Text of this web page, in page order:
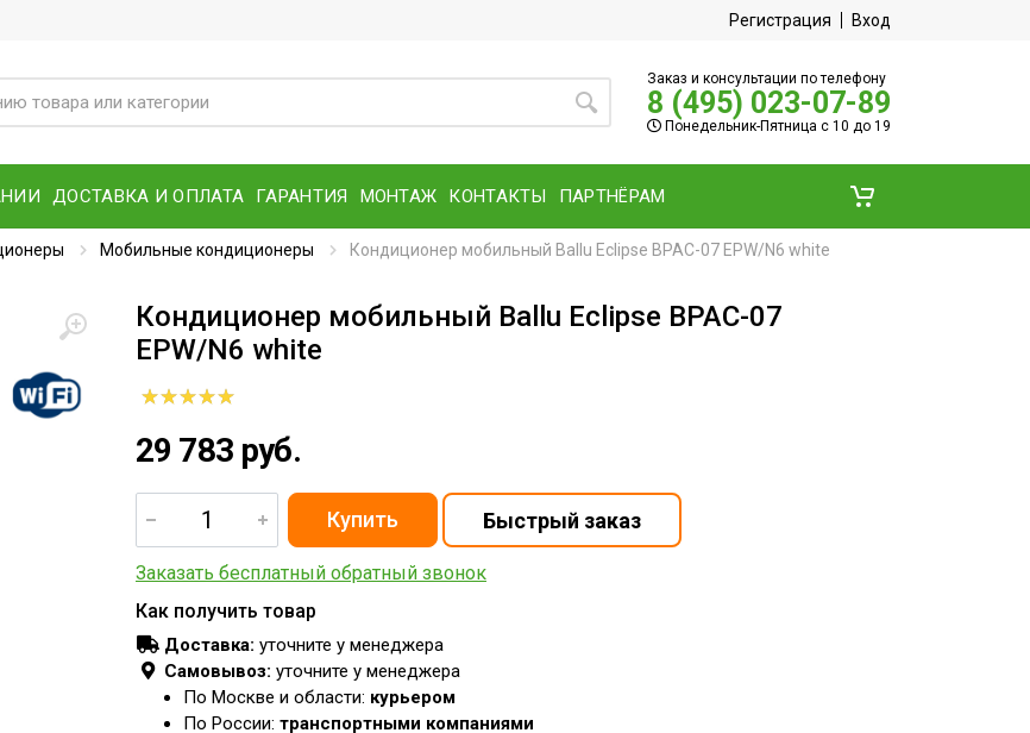
Регистрация Вход
Заказ и консультации по телефону
8 (495) 023-07-89
Понедельник-Пятница с 10 до 19
ДОСТАВКА И ОПЛАТА ГАРАНТИЯ МОНТАЖ КОНТАКТЫ ПАРТНЁРАМ
Мобильные кондиционеры Кондиционер мобильный Ballu Eclipse BPAC-07 EPW/N6 white
Кондиционер мобильный Ballu Eclipse BPAC-07
EPW/N6 white
29 783 руб.
Заказать бесплатный обратный звонок
Как получить товар
Доставка: уточните у менеджера
Самовывоз: уточните у менеджера
По Москве и области: курьером
По России: транспортными компаниями